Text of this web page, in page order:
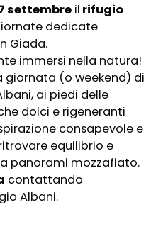
settembre il rifugio
dedicate
Giada.
immersi nella natura!
giornata (o weekend) di
ai piedi delle
dolci e rigeneranti
consapevole e
equilibrio e
panorami mozzafiato.
contattando
Albani.